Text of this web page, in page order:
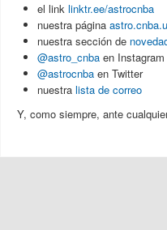
el link linktr.ee/astrocnba
nuestra página
nuestra sección de
@astro_cnba en Instagram
@astrocnba en Twitter
nuestra lista de correo
Y, como siempre, ante